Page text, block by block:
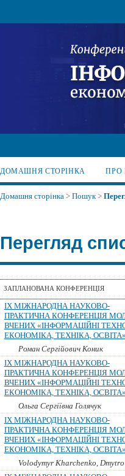
ДОМАШНЯ СТОРІНКА ПРО
Домашня сторінка > Пошук >
Перегляд
ЗАПЛАНОВАНА КОНФЕРЕНЦІЯ
IX МІЖНАРОДНА НАУКОВО-
ПРАКТИЧНА КОНФЕРЕНЦІЯ
ВЧЕНИХ «ІНФОРМАЦІЙНІ
ЕКОНОМІКА, ТЕХНІКА, ОСВІТА»
Роман Сергійович Коник
IX МІЖНАРОДНА НАУКОВО-
ПРАКТИЧНА КОНФЕРЕНЦІЯ
ВЧЕНИХ «ІНФОРМАЦІЙНІ
ЕКОНОМІКА, ТЕХНІКА, ОСВІТА»
Ольга Сергіївна Голячук
IX МІЖНАРОДНА НАУКОВО-
ПРАКТИЧНА КОНФЕРЕНЦІЯ
ВЧЕНИХ «ІНФОРМАЦІЙНІ
ЕКОНОМІКА, ТЕХНІКА, ОСВІТА»
Volodymyr Kharchenko,